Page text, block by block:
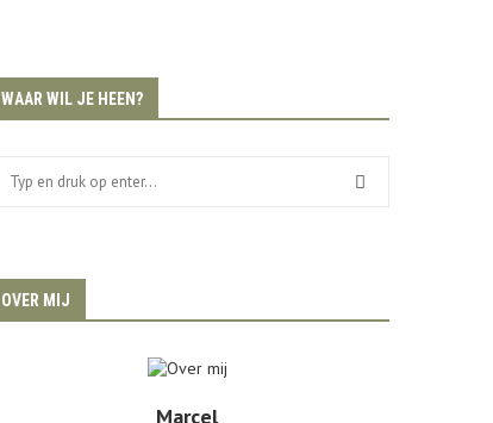
WAAR WIL JE HEEN?
OVER MIJ
Marcel